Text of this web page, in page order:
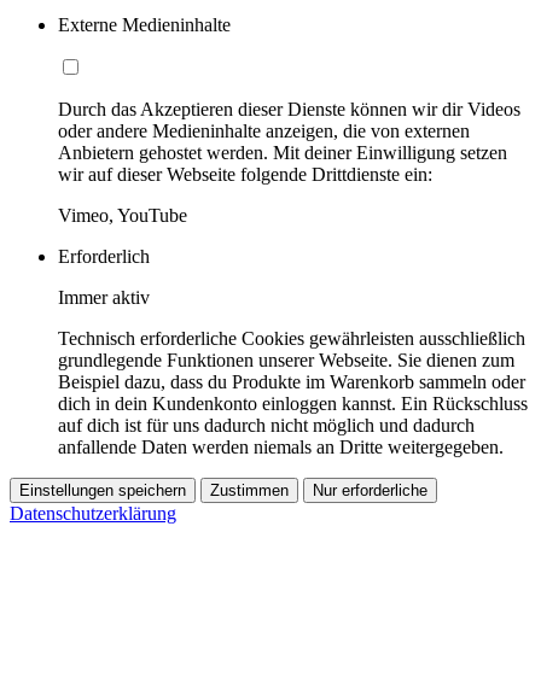
Externe Medieninhalte
Durch das Akzeptieren dieser Dienste können wir dir Videos
oder andere Medieninhalte anzeigen, die von externen
Anbietern gehostet werden. Mit deiner Einwilligung setzen
wir auf dieser Webseite folgende Drittdienste ein:
Vimeo, YouTube
Erforderlich
Immer aktiv
Technisch erforderliche Cookies gewährleisten ausschließlich
grundlegende Funktionen unserer Webseite. Sie dienen zum
Beispiel dazu, dass du Produkte im Warenkorb sammeln oder
dich in dein Kundenkonto einloggen kannst. Ein Rückschluss
auf dich ist für uns dadurch nicht möglich und dadurch
anfallende Daten werden niemals an Dritte weitergegeben.
Einstellungen speichern Zustimmen Nur erforderliche
Datenschutzerklärung